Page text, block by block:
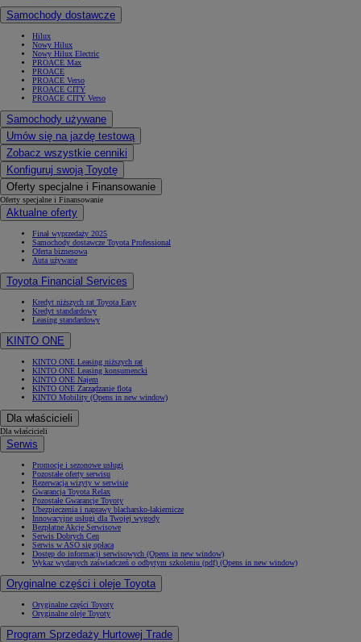
Samochody dostawcze
Hilux
Nowy Hilux
Nowy Hilux Electric
PROACE Max
PROACE
PROACE Verso
PROACE CITY
PROACE CITY Verso
Samochody używane
Umów się na jazdę testową
Zobacz wszystkie cenniki
Konfiguruj swoją Toyotę
Oferty specjalne i Finansowanie
Oferty specjalne i Finansowanie
Aktualne oferty
Finał wyprzedaży 2025
Samochody dostawcze Toyota Professional
Oferta biznesowa
Auta używane
Toyota Financial Services
Kredyt niższych rat Toyota Easy
Kredyt standardowy
Leasing standardowy
KINTO ONE
KINTO ONE Leasing niższych rat
KINTO ONE Leasing konsumencki
KINTO ONE Najem
KINTO ONE Zarządzanie flotą
KINTO Mobility (Opens in new window)
Dla właścicieli
Dla właścicieli
Serwis
Promocje i sezonowe usługi
Pozostałe oferty serwisu
Rezerwacja wizyty w serwisie
Gwarancja Toyota Relax
Pozostałe Gwarancje Toyoty
Ubezpieczenia i naprawy blacharsko-lakiernicze
Innowacyjne usługi dla Twojej wygody
Bezpłatne Akcje Serwisowe
Serwis Dobrych Cen
Serwis w ASO się opłaca
Dostęp do informacji serwisowych (Opens in new window)
Wykaz wydanych zaświadczeń o odbytym szkoleniu (pdf) (Opens in new window)
Oryginalne części i oleje Toyota
Oryginalne części Toyoty
Oryginalne oleje Toyoty
Program Sprzedaży Hurtowej Trade